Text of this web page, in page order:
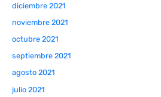
diciembre 2021
noviembre 2021
octubre 2021
septiembre 2021
agosto 2021
julio 2021